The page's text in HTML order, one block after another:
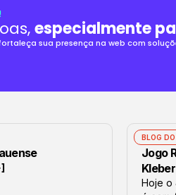
especialmente
sua presença na web com
BLOG
Jogo
Hoje o